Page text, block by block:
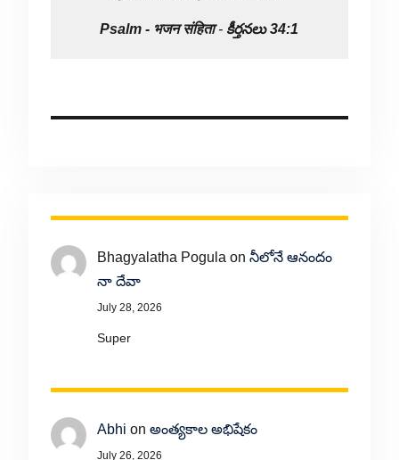
Psalm - भजन संहिता- కీర్తనలు 34:1
Bhagyalatha Pogula on నీలోనే ఆనందం
నా దేవా
July 28, 2026
Super
Abhi on అంత్యకాల అభిషేకం
July 26, 2026